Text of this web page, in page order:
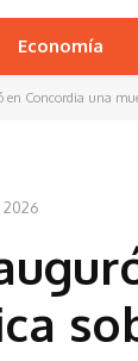
Economía
en Concordia una
2026